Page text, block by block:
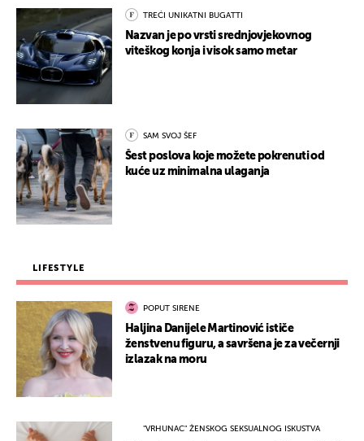
TREĆI UNIKATNI BUGATTI
Nazvan je po vrsti srednjovjekovnog
viteškog konja i visok samo metar
SAM SVOJ ŠEF
Šest poslova koje možete pokrenuti od
kuće uz minimalna ulaganja
LIFESTYLE
POPUT SIRENE
Haljina Danijele Martinović ističe
ženstvenu figuru, a savršena je za večernji
izlazak na moru
"VRHUNAC" ŽENSKOG SEKSUALNOG ISKUSTVA